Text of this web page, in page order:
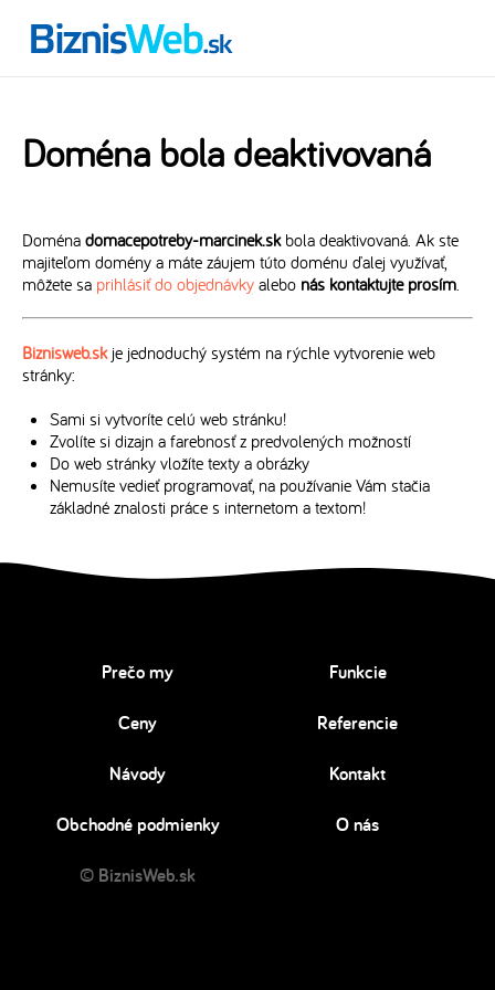
Doména bola deaktivovaná
Doména domacepotreby-marcinek.skbola deaktivovaná. Ak ste
majiteľom domény a máte záujem túto doménu ďalej využívať,
môžete sa prihlásiť do objednávky alebo nás kontaktujte prosím.
Biznisweb.skje jednoduchý systém na rýchle vytvorenie web
stránky:
Sami si vytvoríte celú web stránku!
Zvolíte si dizajn a farebnosť z predvolených možností
Do web stránky vložíte texty a obrázky
Nemusíte vedieť programovať, na používanie Vám stačia
základné znalosti práce s internetom a textom!
Prečo my Funkcie
Ceny Referencie
Návody Kontakt
Obchodné podmienky O nás
© BiznisWeb.sk